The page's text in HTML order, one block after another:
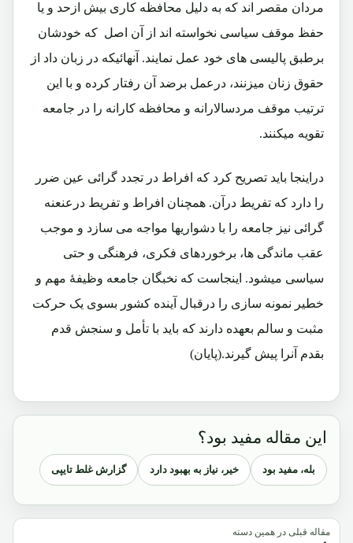
مردان مقصر اند که به دلیل محافظه کاری بیش ازحد و یا
حفظ موقف سیاسی نخواسته اند از آن اصل که خودشان
برطبق پالیسی های خود عمل نمایند. آنهائیکه در زبان داد از
حقوق زنان میزنند، درعمل برضد آن رفتار کرده و با این
ترتیب موقف مردسالارانه و محافظه کارانه را در جامعه
تقویه میکنند.
دراینجا باید تصریح کرد که افراط در تجدد گرائی عین ضرر
را دارد که تفریط درآن. همچنان افراط و تفریط درعنعنه
گرائی نیز جامعه را با دشواریها مواجه می سازد و موجب
عقب ماندگی ها، برخوردهای فکری، فرهنگی و حتی
سیاسی میشود. اینجاست که نخبگان جامعه وظیفۀ مهم و
خطیر نمونه سازی را درقبال آینده کشور بسوی یک حرکت
مثبت و سالم بعهده دارند که باید با تأمل و سنجش قدم
بقدم آنرا پیش گیرند.(پایان)
این مقاله مفید بود؟
بله، مفید بود خیر، نیاز به بهبود دارد گزارش غلط تایپی
مقاله قبلی در همین دسته